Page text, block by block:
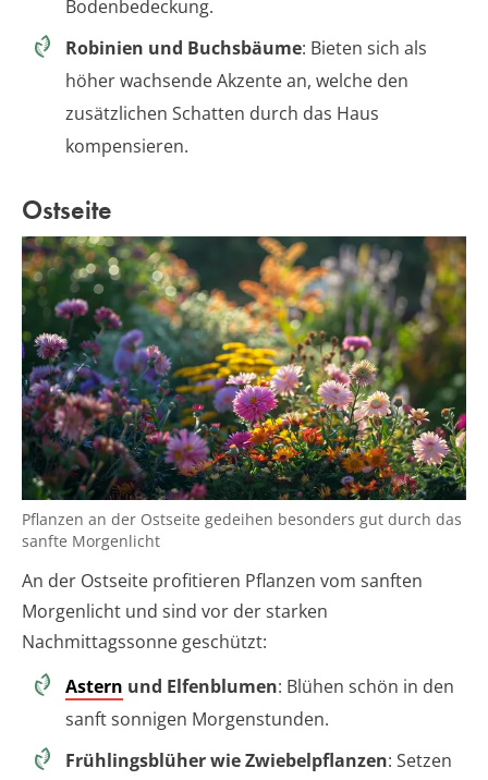
Bodenbedeckung.
Robinien und Buchsbäume: Bieten sich als
höher wachsende Akzente an, welche den
zusätzlichen Schatten durch das Haus
kompensieren.
Ostseite
Pflanzen an der Ostseite gedeihen besonders gut durch das
sanfte Morgenlicht
An der Ostseite profitieren Pflanzen vom sanften
Morgenlicht und sind vor der starken
Nachmittagssonne geschützt:
Astern und Elfenblumen: Blühen schön in den
sanft sonnigen Morgenstunden.
Frühlingsblüher wie Zwiebelpflanzen: Setzen